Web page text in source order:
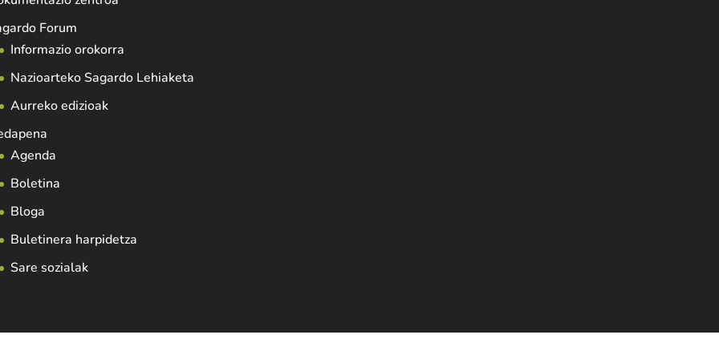
Forum
Informazio orokorra
Nazioarteko Sagardo Lehiaketa
Aurreko edizioak
Agenda
Boletina
Bloga
Buletinera harpidetza
Sare sozialak